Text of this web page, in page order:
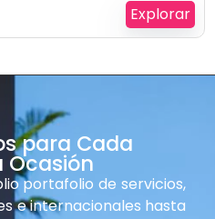
Explorar
para Cada
Ocasión
portafolio de servicios,
e internacionales hasta